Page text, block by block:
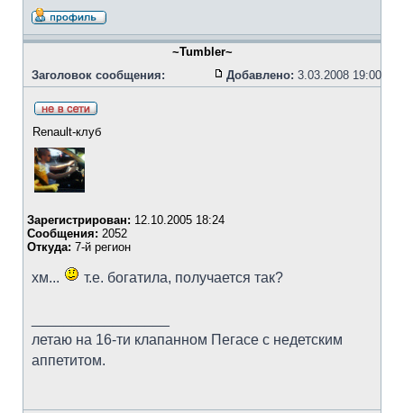
~Tumbler~
Заголовок сообщения:
Добавлено: 3.03.2008 19:00
Renault-клуб
Зарегистрирован: 12.10.2005 18:24
Сообщения: 2052
Откуда: 7-й регион
хм... т.е. богатила, получается так?
летаю на 16-ти клапанном Пегасе с недетским
аппетитом.